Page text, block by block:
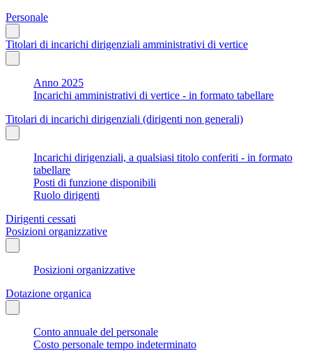
Personale
Titolari di incarichi dirigenziali amministrativi di vertice
Anno 2025
Incarichi amministrativi di vertice - in formato tabellare
Titolari di incarichi dirigenziali (dirigenti non generali)
Incarichi dirigenziali, a qualsiasi titolo conferiti - in formato
tabellare
Posti di funzione disponibili
Ruolo dirigenti
Dirigenti cessati
Posizioni organizzative
Posizioni organizzative
Dotazione organica
Conto annuale del personale
Costo personale tempo indeterminato